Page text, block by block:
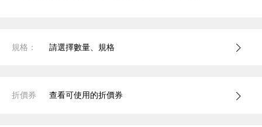
規格： 請選擇數量、規格
折價券 查看可使用的折價券